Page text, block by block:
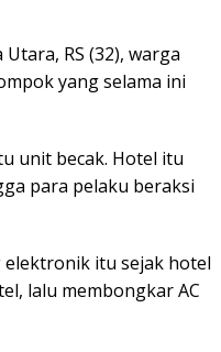
RS (32), warga
yang selama ini
unit becak. Hotel itu
para pelaku beraksi
elektronik itu sejak hotel
lalu membongkar AC